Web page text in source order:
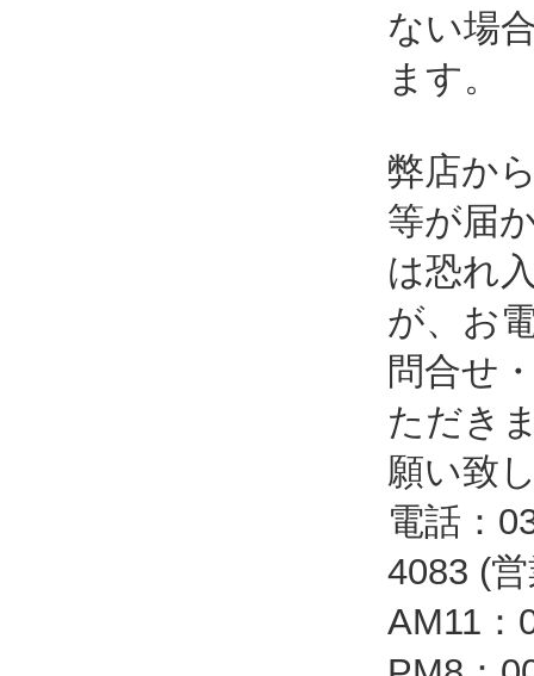
ない場
ます。
弊店か
等が届
は恐れ
が、お
問合せ
ただき
願い致
電話：
4083 (
AM11：